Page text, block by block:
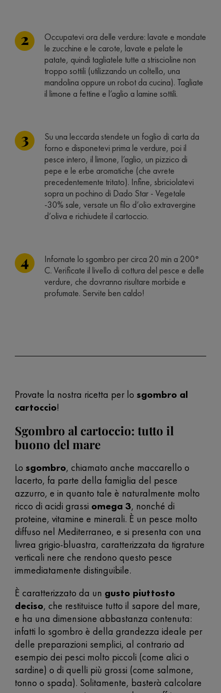
Occupatevi ora delle verdure: lavate e mondate
le zucchine e le carote, lavate e pelate le
patate, quindi tagliatele tutte a striscioline non
troppo sottili (utilizzando un coltello, una
mandolina oppure un robot da cucina). Tagliate
il limone a fettine e l’aglio a lamine sottili.
Su una leccarda stendete un foglio di carta da
forno e disponetevi prima le verdure, poi il
pesce intero, il limone, l’aglio, un pizzico di
pepe e le erbe aromatiche (che avrete
precedentemente tritato). Infine, sbriciolatevi
sopra un pochino di Dado Star - Vegetale
-30% sale, versate un filo d’olio extravergine
d’oliva e richiudete il cartoccio.
Infornate lo sgombro per circa 20 min a 200°
C. Verificate il livello di cottura del pesce e delle
verdure, che dovranno risultare morbide e
profumate. Servite ben caldo!
Provate la nostra ricetta per lo sgombro al
cartoccio!
Sgombro al cartoccio: tutto il
buono del mare
Lo sgombro, chiamato anche maccarello o
lacerto, fa parte della famiglia del pesce
azzurro, e in quanto tale è naturalmente molto
ricco di acidi grassi omega 3, nonché di
proteine, vitamine e minerali. È un pesce molto
diffuso nel Mediterraneo, e si presenta con una
livrea grigio-bluastra, caratterizzata da tigrature
verticali nere che rendono questo pesce
immediatamente distinguibile.
È caratterizzato da un gusto piuttosto
deciso, che restituisce tutto il sapore del mare,
e ha una dimensione abbastanza contenuta:
infatti lo sgombro è della grandezza ideale per
delle preparazioni semplici, al contrario ad
esempio dei pesci molto piccoli (come alici o
sardine) o di quelli più grossi (come salmone,
tonno o spada). Solitamente, basterà calcolare